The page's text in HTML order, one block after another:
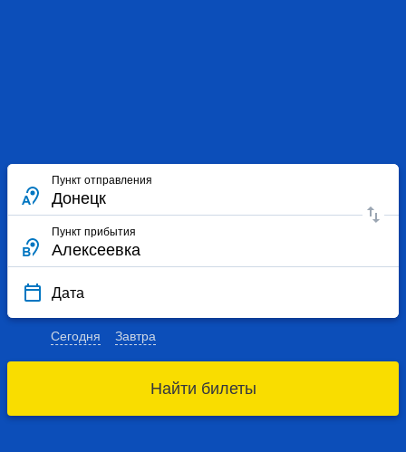
Пункт отправления
Пункт прибытия
Дата
Сегодня Завтра
Найти билеты